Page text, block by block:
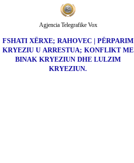
FSHATI XËRXE; RAHOVEC | PËRPARIM
KRYEZIU U ARRESTUA; KONFLIKT ME
BINAK KRYEZIUN DHE LULZIM
KRYEZIUN.
Agjencia Telegrafike Vox